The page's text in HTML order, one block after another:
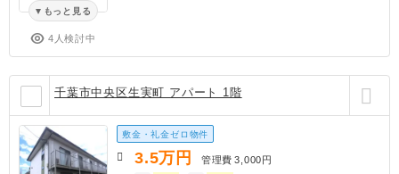
もっと見る
4人検討中
千葉市中央区生実町 アパート 1階
敷金・礼金ゼロ物件
3.5万円 管理費 3,000円